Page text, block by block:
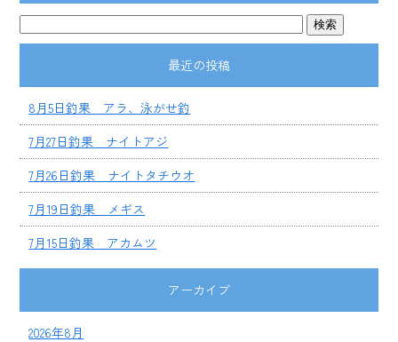
最近の投稿
8月5日釣果 アラ、泳がせ釣
7月27日釣果 ナイトアジ
7月26日釣果 ナイトタチウオ
7月19日釣果 メギス
7月15日釣果 アカムツ
アーカイブ
2026年8月